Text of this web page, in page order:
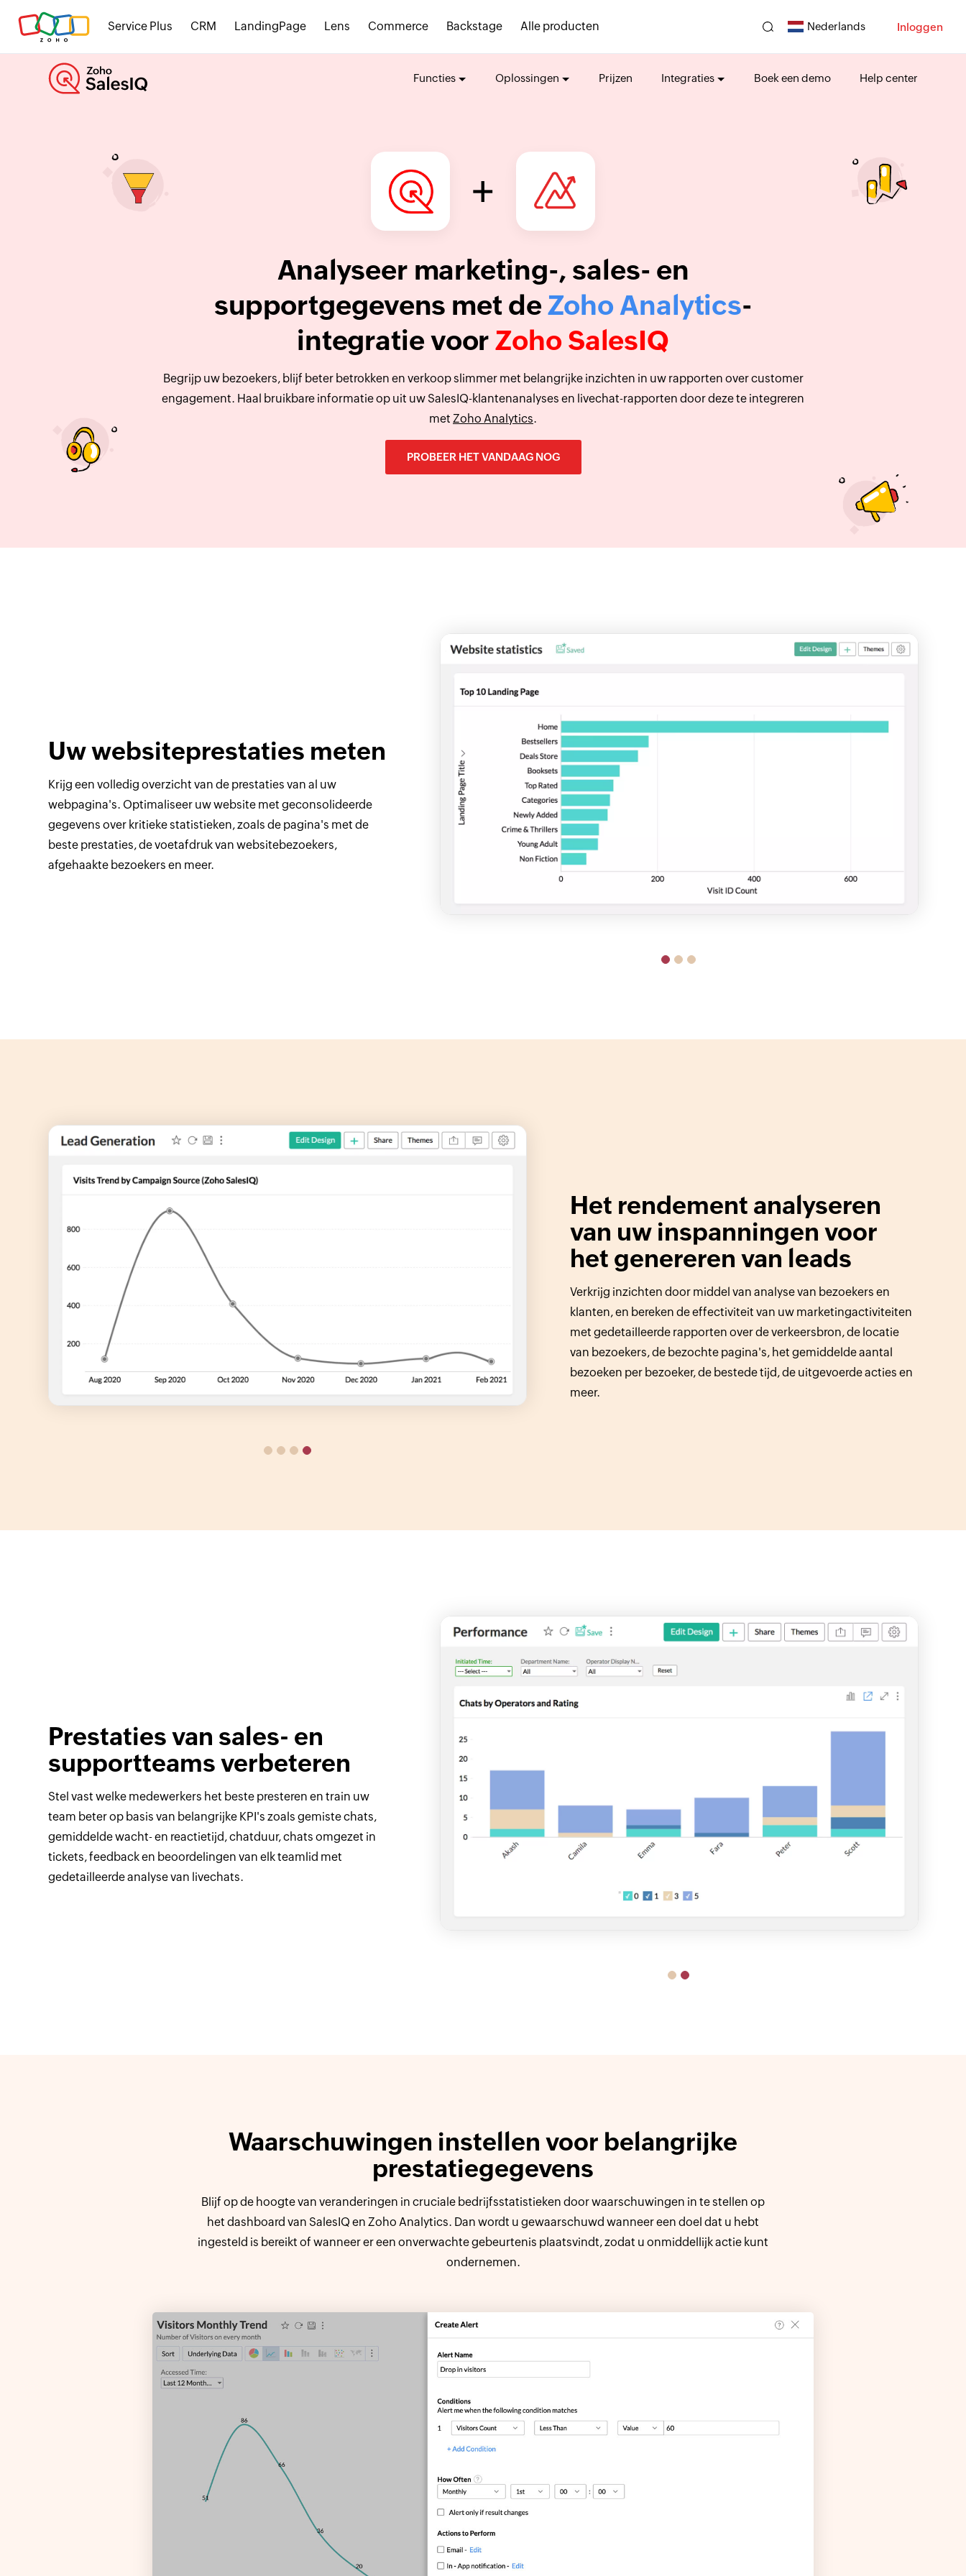
Service Plus CRM LandingPage Lens Commerce Backstage Alle producten Nederlands Inloggen
Functies Oplossingen Prijzen Integraties Boek een demo Help center
+
Analyseer marketing-, sales- en
supportgegevens met de Zoho Analytics-
integratie voorZoho SalesIQ
Begrijp uw bezoekers, blijf beter betrokken en verkoop slimmer met belangrijke inzichten in uw rapporten over customer
engagement. Haal bruikbare informatie op uit uw SalesIQ-klantenanalyses en livechat-rapporten door deze te integreren
met Zoho Analytics.
PROBEER HET VANDAAG NOG
Uw websiteprestaties meten
Krijg een volledig overzicht van de prestaties van al uw
webpagina's. Optimaliseer uw website met geconsolideerde
gegevens over kritieke statistieken, zoals de pagina's met de
beste prestaties, de voetafdruk van websitebezoekers,
afgehaakte bezoekers en meer.
Het rendement analyseren
van uw inspanningen voor
het genereren van leads
Verkrijg inzichten door middel van analyse van bezoekers en
klanten, en bereken de effectiviteit van uw marketingactiviteiten
met gedetailleerde rapporten over de verkeersbron, de locatie
van bezoekers, de bezochte pagina's, het gemiddelde aantal
bezoeken per bezoeker, de bestede tijd, de uitgevoerde acties en
meer.
Prestaties van sales- en
supportteams verbeteren
Stel vast welke medewerkers het beste presteren en train uw
team beter op basis van belangrijke KPI's zoals gemiste chats,
gemiddelde wacht- en reactietijd, chatduur, chats omgezet in
tickets, feedback en beoordelingen van elk teamlid met
gedetailleerde analyse van livechats.
Waarschuwingen instellen voor belangrijke
prestatiegegevens
Blijf op de hoogte van veranderingen in cruciale bedrijfsstatistieken door waarschuwingen in te stellen op
het dashboard van SalesIQ en Zoho Analytics. Dan wordt u gewaarschuwd wanneer een doel dat u hebt
ingesteld is bereikt of wanneer er een onverwachte gebeurtenis plaatsvindt, zodat u onmiddellijk actie kunt
ondernemen.